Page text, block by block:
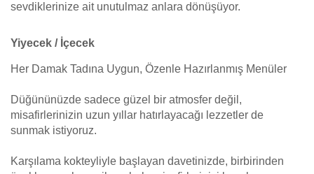
sevdiklerinize ait unutulmaz anlara dönüşüyor.
Yiyecek / İçecek
Her Damak Tadına Uygun, Özenle Hazırlanmış Menüler
Düğününüzde sadece güzel bir atmosfer değil,
misafirlerinizin uzun yıllar hatırlayacağı lezzetler de
sunmak istiyoruz.
Karşılama kokteyliyle başlayan davetinizde, birbirinden